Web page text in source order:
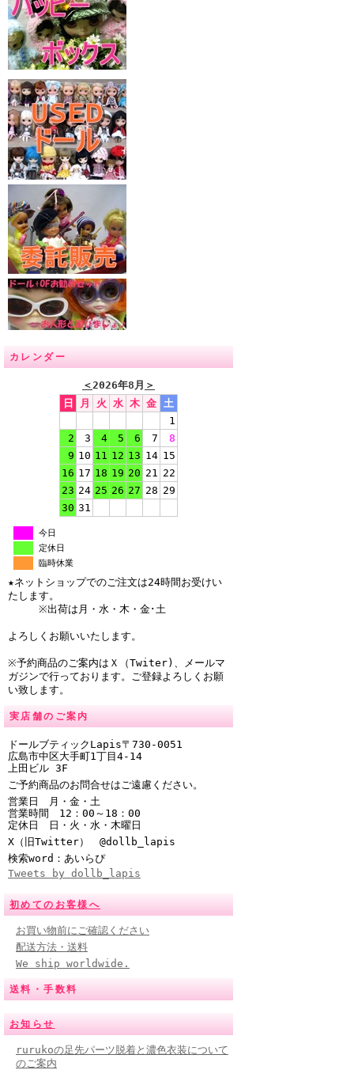
カレンダー
＜2026年8月 ＞
日
月 火 水 木 金 土
1
2
3 4 5 6 7
8
9 10 11 12 13 14 15
16 17 18 19 20 21 22
23 24 25 26 27 28 29
30 31
今日
定休日
臨時休業
★ネットショップでのご注文は24時間お受けい
たします。
※出荷は月・水・木・金･土
よろしくお願いいたします。
※予約商品のご案内はＸ（Twiter)、メールマ
ガジンで行っております。ご登録よろしくお願
い致します。
実店舗のご案内
ドールブティックLapis〒730-0051
広島市中区大手町1丁目4-14
上田ビル 3F
ご予約商品のお問合せはご遠慮ください。
営業日 月・金・土
営業時間
12：00～18：00
定休日 日・火・水・木曜日
X（旧Twitter） @dollb_lapis
検索word：あいらぴ
Tweets by dollb_lapis
初めてのお客様へ
お買い物前にご確認ください
配送方法・送料
We ship worldwide.
送料・手数料
お知らせ
rurukoの足先パーツ脱着と濃色衣装について
のご案内